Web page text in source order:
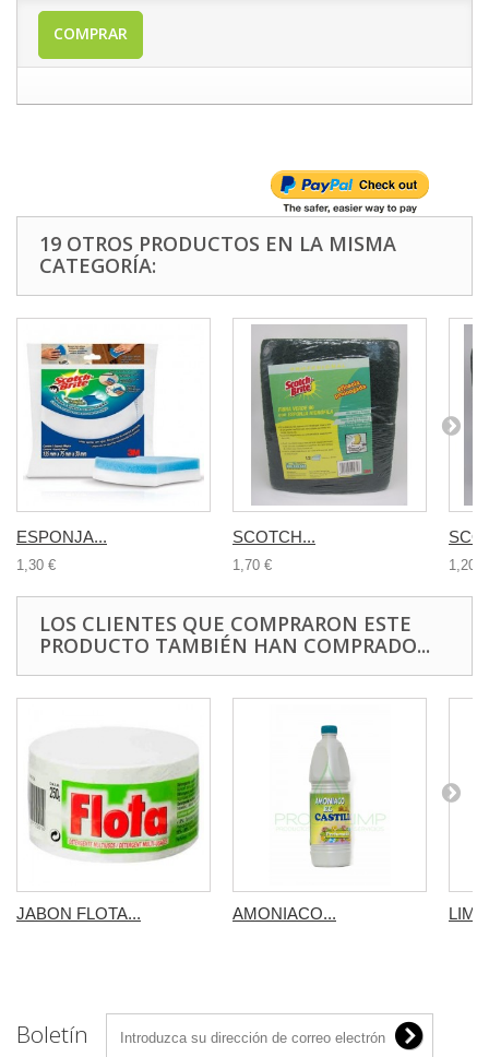
COMPRAR
19 OTROS PRODUCTOS EN LA MISMA
CATEGORÍA:
ESPONJA...
1,30 €
SCOTCH...
1,70 € 1,20 €
LOS CLIENTES QUE COMPRARON ESTE
PRODUCTO TAMBIÉN HAN COMPRADO...
JABON FLOTA... AMONIACO...
Boletín